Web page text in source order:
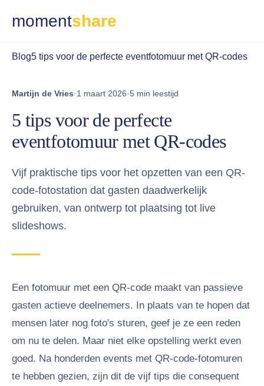
momentshare
Blog5 tips voor de perfecte eventfotomuur met QR-codes
Martijn de Vries·1 maart 2026·5 min leestijd
5 tips voor de perfecte
eventfotomuur met QR-codes
Vijf praktische tips voor het opzetten van een QR-
code-fotostation dat gasten daadwerkelijk
gebruiken, van ontwerp tot plaatsing tot live
slideshows.
Een fotomuur met een QR-code maakt van passieve
gasten actieve deelnemers. In plaats van te hopen dat
mensen later nog foto's sturen, geef je ze een reden
om nu te delen. Maar niet elke opstelling werkt even
goed. Na honderden events met QR-code-fotomuren
te hebben gezien, zijn dit de vijf tips die consequent